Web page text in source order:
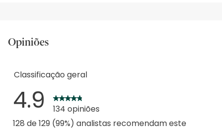
Opiniões
Classificação geral
4.9
134 opiniões
128 de 129 (99%) analistas recomendam este